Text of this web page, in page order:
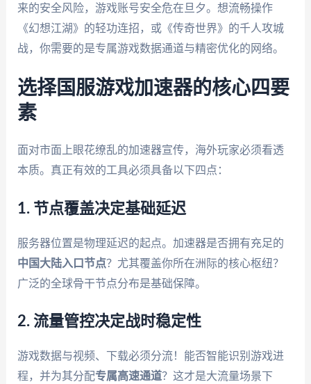
来的安全风险，游戏账号安全危在旦夕。想流畅操作
《幻想江湖》的轻功连招，或《传奇世界》的千人攻城
战，你需要的是专属游戏数据通道与精密优化的网络。
选择国服游戏加速器的核心四要
素
面对市面上眼花缭乱的加速器宣传，海外玩家必须看透
本质。真正有效的工具必须具备以下四点：
1. 节点覆盖决定基础延迟
服务器位置是物理延迟的起点。加速器是否拥有充足的
中国大陆入口节点？尤其覆盖你所在洲际的核心枢纽？
广泛的全球骨干节点分布是基础保障。
2. 流量管控决定战时稳定性
游戏数据与视频、下载必须分流！能否智能识别游戏进
程，并为其分配专属高速通道？这才是大流量场景下